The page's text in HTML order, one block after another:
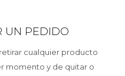
UN PEDIDO
cualquier producto
momento y de quitar o